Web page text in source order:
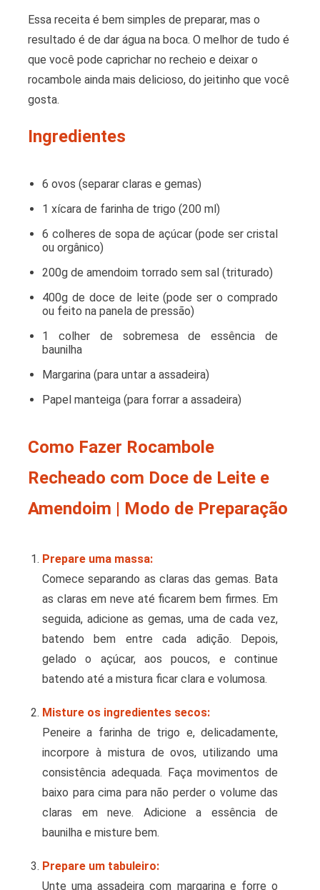
Essa receita é bem simples de preparar, mas o
resultado é de dar água na boca. O melhor de tudo é
que você pode caprichar no recheio e deixar o
rocambole ainda mais delicioso, do jeitinho que você
gosta.
Ingredientes
6 ovos (separar claras e gemas)
1 xícara de farinha de trigo (200 ml)
6 colheres de sopa de açúcar (pode ser cristal
ou orgânico)
200g de amendoim torrado sem sal (triturado)
400g de doce de leite (pode ser o comprado
ou feito na panela de pressão)
1 colher de sobremesa de essência de
baunilha
Margarina (para untar a assadeira)
Papel manteiga (para forrar a assadeira)
Como Fazer Rocambole
Recheado com Doce de Leite e
Amendoim | Modo de Preparação
Prepare uma massa:
Comece separando as claras das gemas. Bata
as claras em neve até ficarem bem firmes. Em
seguida, adicione as gemas, uma de cada vez,
batendo bem entre cada adição. Depois,
gelado o açúcar, aos poucos, e continue
batendo até a mistura ficar clara e volumosa.
Misture os ingredientes secos:
Peneire a farinha de trigo e, delicadamente,
incorpore à mistura de ovos, utilizando uma
consistência adequada. Faça movimentos de
baixo para cima para não perder o volume das
claras em neve. Adicione a essência de
baunilha e misture bem.
Prepare um tabuleiro:
Unte uma assadeira com margarina e forre o